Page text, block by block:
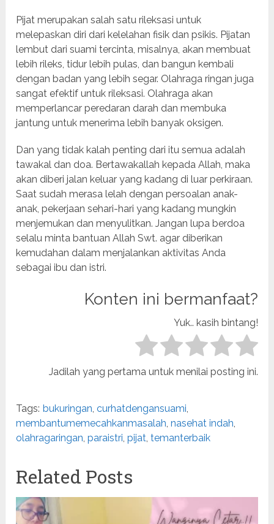
Pijat merupakan salah satu rileksasi untuk
melepaskan diri dari kelelahan fisik dan psikis. Pijatan
lembut dari suami tercinta, misalnya, akan membuat
lebih rileks, tidur lebih pulas, dan bangun kembali
dengan badan yang lebih segar. Olahraga ringan juga
sangat efektif untuk rileksasi. Olahraga akan
memperlancar peredaran darah dan membuka
jantung untuk menerima lebih banyak oksigen.
Dan yang tidak kalah penting dari itu semua adalah
tawakal dan doa. Bertawakallah kepada Allah, maka
akan diberi jalan keluar yang kadang di luar perkiraan.
Saat sudah merasa lelah dengan persoalan anak-
anak, pekerjaan sehari-hari yang kadang mungkin
menjemukan dan menyulitkan. Jangan lupa berdoa
selalu minta bantuan Allah Swt. agar diberikan
kemudahan dalam menjalankan aktivitas Anda
sebagai ibu dan istri.
Konten ini bermanfaat?
Yuk.. kasih bintang!
Jadilah yang pertama untuk menilai posting ini.
Tags: bukuringan,curhatdengansuami,
membantumemecahkanmasalah,nasehat indah,
olahragaringan,paraistri,pijat,temanterbaik
Related Posts